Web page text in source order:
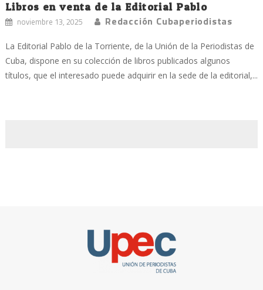
Libros en venta de la Editorial Pablo
noviembre 13, 2025 Redacción Cubaperiodistas
La Editorial Pablo de la Torriente, de la Unión de la Periodistas de
Cuba, dispone en su colección de libros publicados algunos
títulos, que el interesado puede adquirir en la sede de la editorial,...